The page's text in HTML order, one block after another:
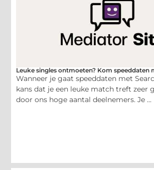
Leuke singles ontmoeten? Kom speeddaten
Wanneer je gaat speeddaten met
kans dat je een leuke match treft zeer
door ons hoge aantal deelnemers. Je ...